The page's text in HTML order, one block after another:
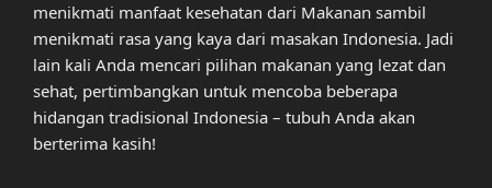
menikmati manfaat kesehatan dari Makanan sambil
menikmati rasa yang kaya dari masakan Indonesia. Jadi
lain kali Anda mencari pilihan makanan yang lezat dan
sehat, pertimbangkan untuk mencoba beberapa
hidangan tradisional Indonesia – tubuh Anda akan
berterima kasih!